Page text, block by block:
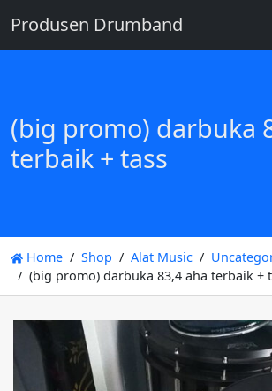
Produsen Drumband
(big promo) darbuka
terbaik + tass
Home Shop Alat Music
(big promo) darbuka 83,4 aha terbaik +